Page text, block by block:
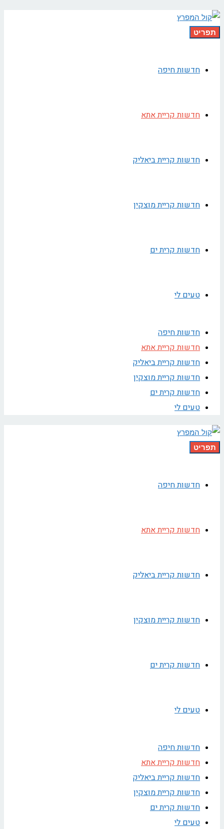
תפריט
חדשות חיפה
חדשות קריית אתא
חדשות קריית ביאליק
חדשות קריית מוצקין
חדשות קרית ים
טעים לי
חדשות חיפה
חדשות קריית אתא
חדשות קריית ביאליק
חדשות קריית מוצקין
חדשות קרית ים
טעים לי
תפריט
חדשות חיפה
חדשות קריית אתא
חדשות קריית ביאליק
חדשות קריית מוצקין
חדשות קרית ים
טעים לי
חדשות חיפה
חדשות קריית אתא
חדשות קריית ביאליק
חדשות קריית מוצקין
חדשות קרית ים
טעים לי